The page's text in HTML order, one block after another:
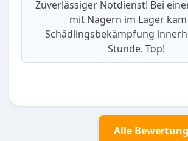
Zuverlässiger Notdienst! Bei
mit Nagern im Lager
Schädlingsbekämpfung
Stunde. Top!
Alle